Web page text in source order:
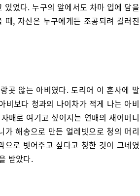
었다. 누구의 앞에서도 차마 입에 담을
, 자신은 누구에게든 조공되려 길러진
곳 않는 아비였다. 도리어 이 혼사에 발
비보다 청과의 나이차가 적게 나는 아비
매로 여기고 싶어지는 연배의 새어머니
해송으로 만든 얼레빗으로 청의 머리
로 빗어주고 싶다고 청한 것이 그네였
받았다.